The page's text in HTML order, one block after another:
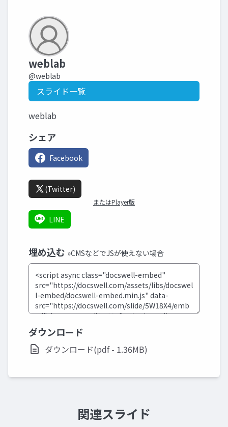
weblab
@weblab
スライド一覧
weblab
シェア
Facebook
(Twitter)
またはPlayer版
LINE
埋め込む »CMSなどでJSが使えない場合
ダウンロード
ダウンロード(pdf - 1.36MB)
関連スライド